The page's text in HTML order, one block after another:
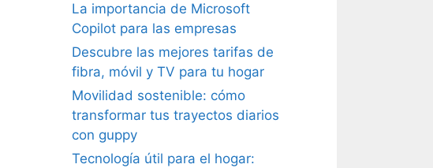
La importancia de Microsoft
Copilot para las empresas
Descubre las mejores tarifas de
fibra, móvil y TV para tu hogar
Movilidad sostenible: cómo
transformar tus trayectos diarios
con guppy
Tecnología útil para el hogar: